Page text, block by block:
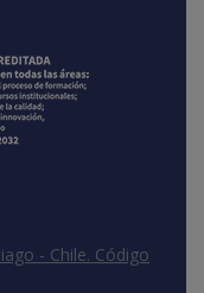
- Chile. Código